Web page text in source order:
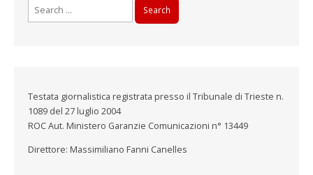
Testata giornalistica registrata presso il Tribunale di Trieste n.
1089 del 27 luglio 2004
ROC Aut. Ministero Garanzie Comunicazioni n° 13449
Direttore: Massimiliano Fanni Canelles